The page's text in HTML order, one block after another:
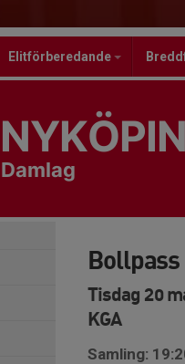
Elitförberedande
Damlag
Bollpass
Tisdag 20
KGA
Samling: